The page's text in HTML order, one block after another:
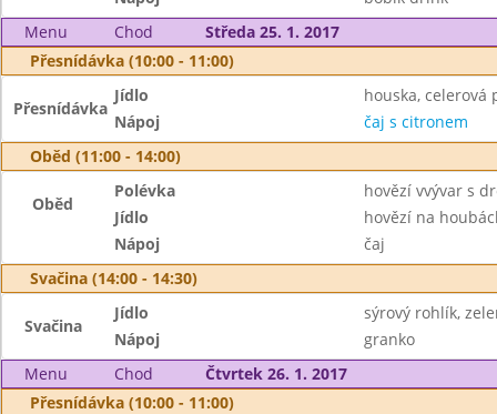
Menu
Chod
Středa 25. 1. 2017
Přesnídávka (10:00 - 11:00)
Přesnídávka
Jídlo
houska, celerová
Nápoj
čaj s citronem
Oběd (11:00 - 14:00)
Oběd
Polévka
hovězí vvývar s
Jídlo
hovězí na
Nápoj
čaj
Svačina (14:00 - 14:30)
Svačina
Jídlo
sýrový rohlík,
Nápoj
granko
Menu
Chod
Čtvrtek 26. 1. 2017
Přesnídávka (10:00 - 11:00)